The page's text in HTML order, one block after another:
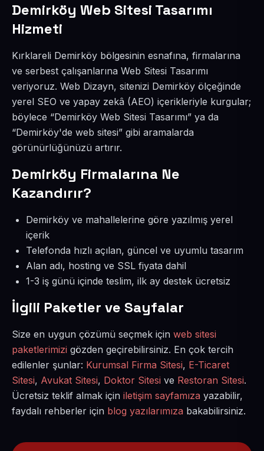
Demirköy Web Sitesi Tasarımı
Hizmeti
Kırklareli Demirköy bölgesinin esnafına, firmalarına
ve serbest çalışanlarına Web Sitesi Tasarımı
veriyoruz. Web Dizayn, sitenizi Demirköy ölçeğinde
yerel SEO ve yapay zekâ (AEO) içerikleriyle kurgular;
böylece “Demirköy Web Sitesi Tasarımı” ya da
“Demirköy'de web sitesi” gibi aramalarda
görünürlüğünüzü artırır.
Demirköy Firmalarına Ne
Kazandırır?
Demirköy ve mahallelerine göre yazılmış yerel
içerik
Telefonda hızlı açılan, güncel ve uyumlu tasarım
Alan adı, hosting ve SSL fiyata dahil
1-3 iş günü içinde teslim, ilk ay destek ücretsiz
İlgili Paketler ve Sayfalar
Size en uygun çözümü seçmek için web sitesi
paketlerimizi gözden geçirebilirsiniz. En çok tercih
edilenler şunlar: Kurumsal Firma Sitesi, E-Ticaret
Sitesi, Avukat Sitesi, Doktor Sitesi ve Restoran Sitesi.
Ücretsiz teklif almak için iletişim sayfamıza yazabilir,
faydalı rehberler için blog yazılarımıza bakabilirsiniz.